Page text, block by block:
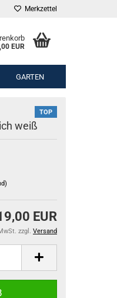
Merkzettel
EUR
GARTEN
TOP
weiß
EUR
zzgl. Versand